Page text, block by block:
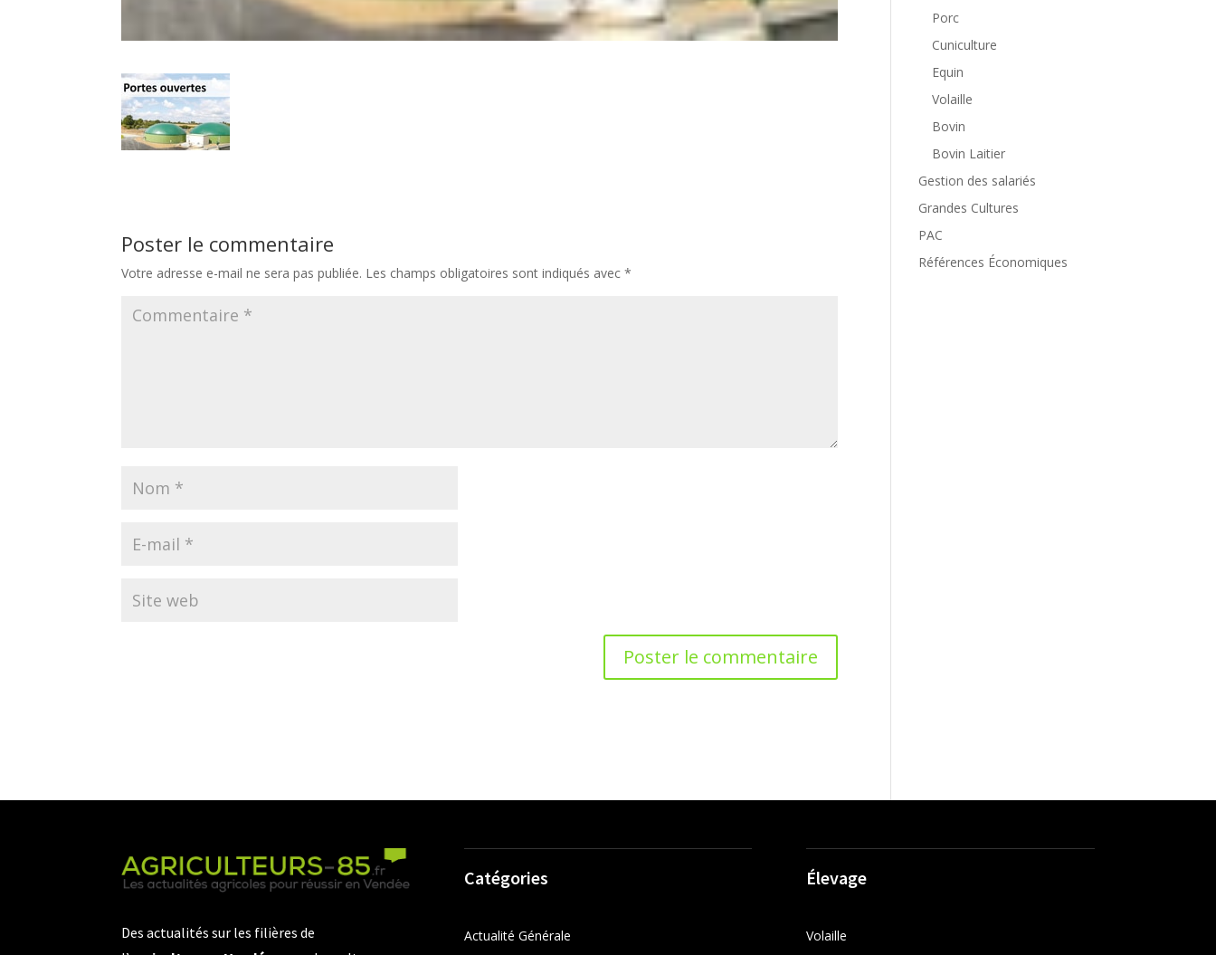
Poster le commentaire
Votre adresse e-mail ne sera pas publiée. Les champs obligatoires sont indiqués avec*
Porc
Cuniculture
Equin
Volaille
Bovin
Bovin Laitier
Gestion des salariés
Grandes Cultures
PAC
Références Économiques
Des actualités sur les filières de
Catégories
Actualité Générale
Élevage
Volaille